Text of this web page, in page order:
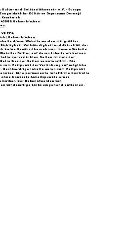
Kultur und Solidaritätsverein e.V. - Europa
Kültür ve Dayanışma Derneği
Karakulak
Gelsenkirchen
1534
Gelsenkirchen
dieser Website wurden mit größter
Vollständigkeit und Aktualität der
keine Gewähr übernehmen. Unsere Website
Dritter, auf deren Inhalte wir keinen
der verlinkten Seiten ist stets der
der Seiten verantwortlich. Die
zum Zeitpunkt der Verlinkung auf mögliche
Rechtswidrige Inhalte waren zum Zeitpunkt
Eine permanente inhaltliche Kontrolle
konkrete Anhaltspunkte einer
Bei Bekanntwerden von
wir derartige Links umgehend entfernen.